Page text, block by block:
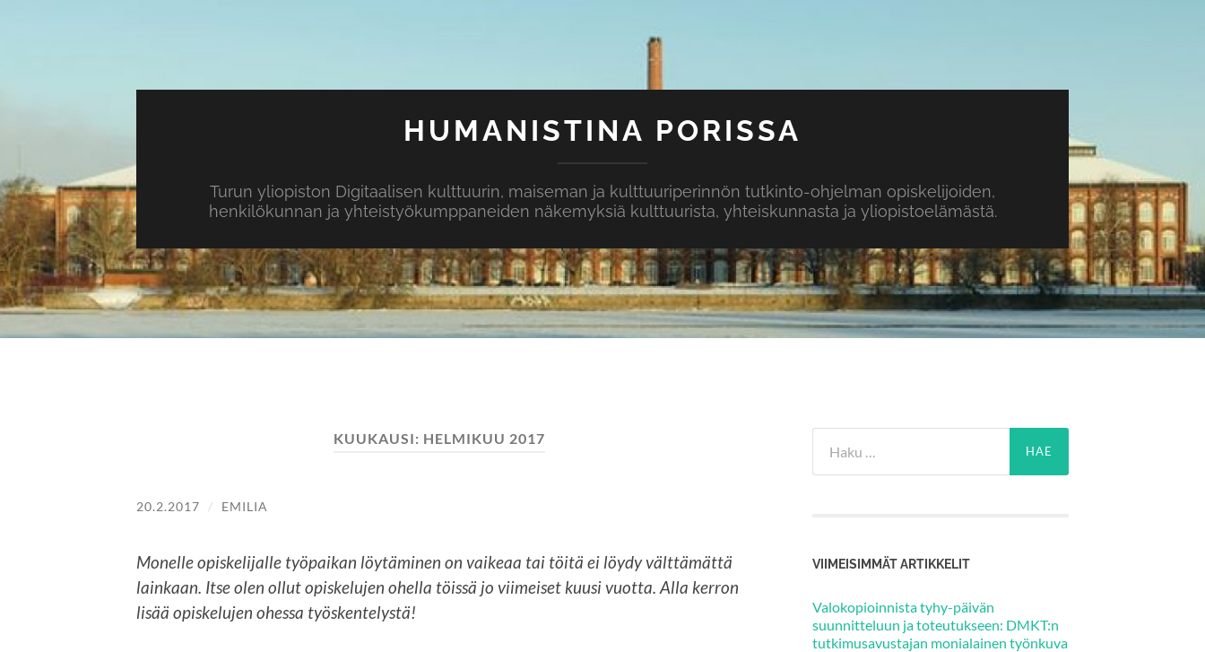
HUMANISTINA PORISSA
Turun yliopiston Digitaalisen kulttuurin, maiseman ja kulttuuriperinnön tutkinto-ohjelman opiskelijoiden,
henkilökunnan ja yhteistyökumppaneiden näkemyksiä kulttuurista, yhteiskunnasta ja yliopistoelämästä.
KUUKAUSI: HELMIKUU 2017
20.2.2017 / EMILIA
Monelle opiskelijalle työpaikan löytäminen on vaikeaa tai töitä ei löydy välttämättä
lainkaan. Itse olen ollut opiskelujen ohella töissä jo viimeiset kuusi vuotta. Alla kerron
lisää opiskelujen ohessa työskentelystä!
VIIMEISIMMÄT ARTIKKELIT
Valokopioinnista tyhy-päivän
suunnitteluun ja toteutukseen: DMKT:n
tutkimusavustajan monialainen työnkuva